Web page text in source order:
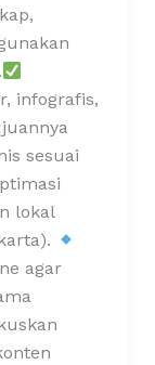
infografis,
sesuai
lokal
agar